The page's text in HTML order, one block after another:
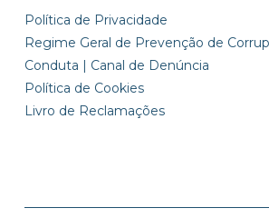
Política de Privacidade
Regime Geral de Prevenção de
Conduta | Canal de Denúncia
Política de Cookies
Livro de Reclamações